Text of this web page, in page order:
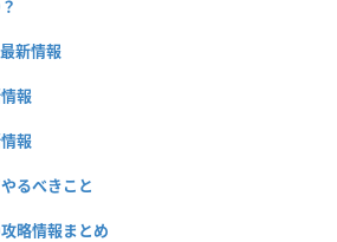
新情報
報
報
るべきこと
略情報まとめ